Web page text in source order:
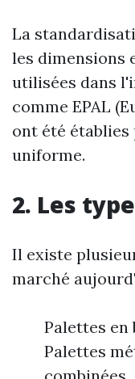
La
les dimensions
utilisées dans
comme EPAL
ont été
uniforme.
2. Les
Il existe
marché
Palettes en
Palettes